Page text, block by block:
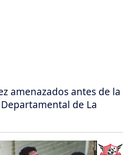
amenazados antes de la
de La